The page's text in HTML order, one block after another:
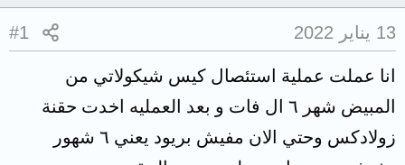
13 يناير 2022 #1
انا عملت عملية استئصال كيس شيكولاتي من
المبيض شهر ٦ ال فات و بعد العمليه اخدت حقنة
زولادكس وحتي الان مفيش بريود يعني ٦ شهور